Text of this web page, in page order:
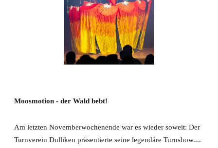
Moosmotion - der Wald bebt!
Am letzten Novemberwochenende war es wieder soweit: Der
Turnverein Dulliken präsentierte seine legendäre Turnshow....